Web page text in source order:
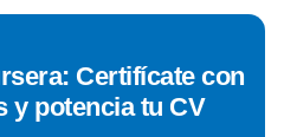
Certifícate con
y potencia tu CV